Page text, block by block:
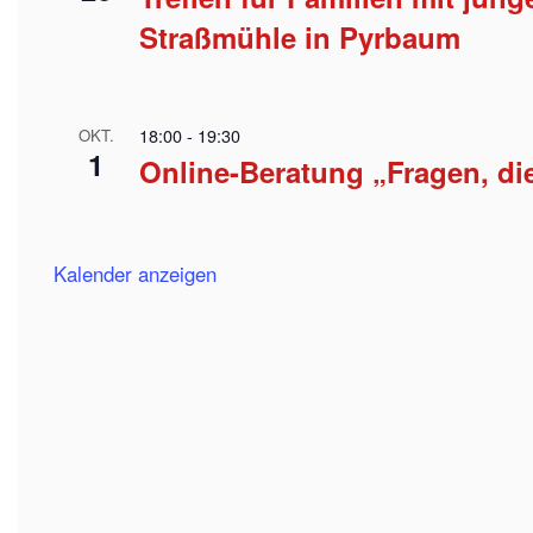
Straßmühle in Pyrbaum
OKT.
1
18:00- 19:30
Online-Beratung „Fragen,
Kalender anzeigen